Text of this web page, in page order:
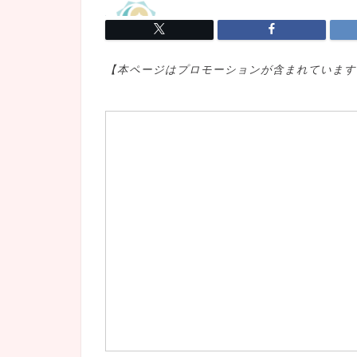
【本ページはプロモ ーションが含まれていま